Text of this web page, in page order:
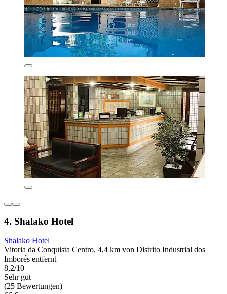
4. Shalako Hotel
Shalako Hotel
Vitoria da Conquista Centro, 4,4 km von Distrito Industrial dos
Imborés entfernt
8,2/10
Sehr gut
(25 Bewertungen)